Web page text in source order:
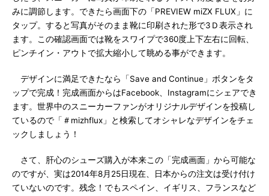
みに調節します。できたら画面下の「PREVIEW miZX FLUX」に
タップ。すると写真がそのまま靴に印刷された形で3Ｄ表示され
ます。この確認画面では靴をスワイプで360度上下左右に回転、
ピンチイン・アウトで拡大縮小して眺める事ができます。
デザインに満足できたなら「Save and Continue」ボタンをタ
ップで完成！完成画面からはFacebook、Instagramにシェアでき
ます。世界中のスニーカーファンがオリジナルデザインを投稿し
ているので「＃mizhflux」と検索してオシャレなデザインをチェ
ックしましょう！
さて、肝心のシューズ購入が本来この「完成画面」から可能な
のですが、実は2014年8月25日現在、日本からの注文は受け付け
ていないのです。残念！でもスペイン、イギリス、フランスなど